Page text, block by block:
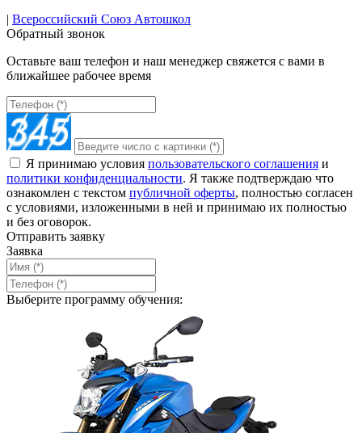
| Всероссийский Союз Автошкол
Обратный звонок
Оставьте ваш телефон и наш менеджер свяжется с вами в
ближайшее рабочее время
Я принимаю условия пользовательского соглашения и
политики конфиденциальности. Я также подтверждаю что
ознакомлен с текстом публичной оферты, полностью согласен
с условиями, изложенными в ней и принимаю их полностью
и без оговорок.
Отправить заявку
Заявка
Выберите программу обучения: